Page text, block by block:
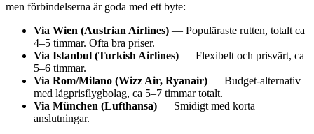
men förbindelserna är goda med ett byte:
Via Wien (Austrian Airlines) — Populäraste rutten, totalt ca
4–5 timmar. Ofta bra priser.
Via Istanbul (Turkish Airlines) — Flexibelt och prisvärt, ca
5–6 timmar.
Via Rom/Milano (Wizz Air, Ryanair) — Budget-alternativ
med lågprisflygbolag, ca 5–7 timmar totalt.
Via München (Lufthansa) — Smidigt med korta
anslutningar.